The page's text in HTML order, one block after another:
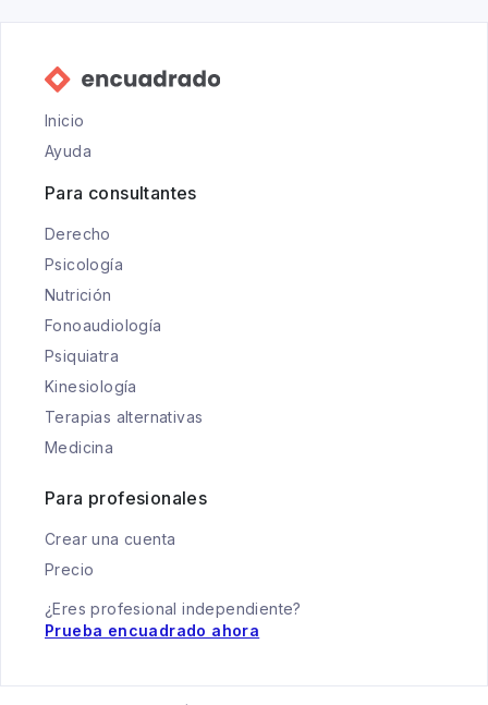
Inicio
Ayuda
Para consultantes
Derecho
Psicología
Nutrición
Fonoaudiología
Psiquiatra
Kinesiología
Terapias alternativas
Medicina
Para profesionales
Crear una cuenta
Precio
¿Eres profesional independiente?
Prueba encuadrado ahora